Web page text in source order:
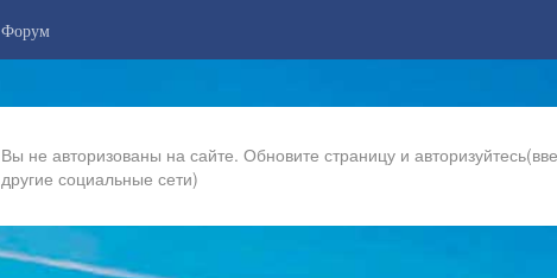
Форум
Вы не авторизованы на сайте. Обновите страницу и
другие социальные сети)